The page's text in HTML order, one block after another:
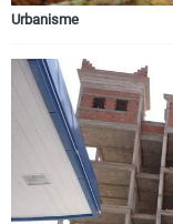
Urbanisme